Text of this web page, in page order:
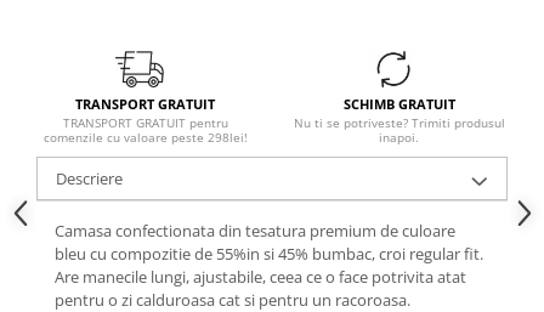
TRANSPORT GRATUIT
TRANSPORT GRATUIT pentru
comenzile cu valoare peste 298lei!
SCHIMB GRATUIT
Nu ti se potriveste? Trimiti produsul
inapoi.
Descriere
Camasa confectionata din tesatura premium de culoare
bleu cu compozitie de 55%in si 45% bumbac, croi regular fit.
Are manecile lungi, ajustabile, ceea ce o face potrivita atat
pentru o zi calduroasa cat si pentru un racoroasa.